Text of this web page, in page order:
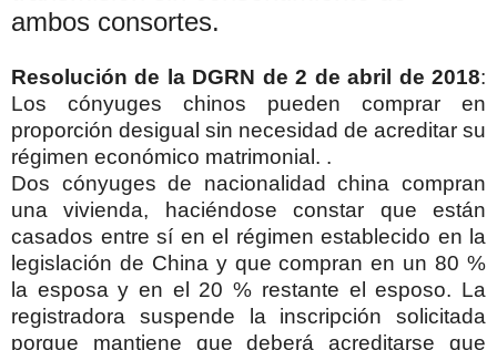
ambos consortes.
Resolución de la DGRN de 2 de abril de 2018:
Los cónyuges chinos pueden comprar en
proporción desigual sin necesidad de acreditar su
régimen económico matrimonial. .
Dos cónyuges de nacionalidad china compran
una vivienda, haciéndose constar que están
casados entre sí en el régimen establecido en la
legislación de China y que compran en un 80 %
la esposa y en el 20 % restante el esposo. La
registradora suspende la inscripción solicitada
porque mantiene que deberá acreditarse que